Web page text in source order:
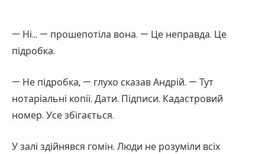
— Ні… — прошепотіла вона. — Це неправда. Це
підробка.
— Не підробка, — глухо сказав Андрій. — Тут
нотаріальні копії. Дати. Підписи. Кадастровий
номер. Усе збігається.
У залі здійнявся гомін. Люди не розуміли всіх